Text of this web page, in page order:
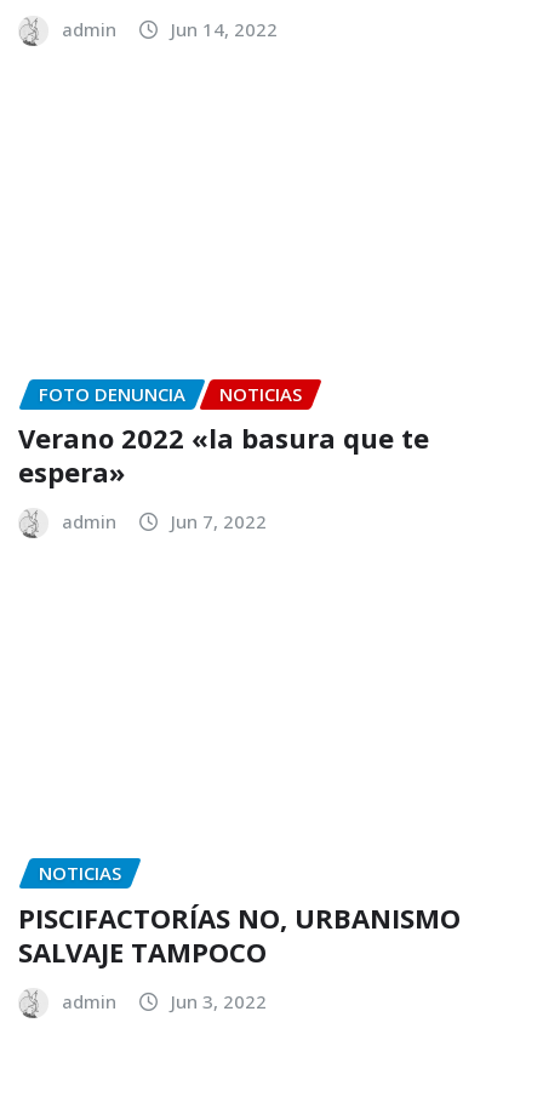
admin Jun 14, 2022
FOTO DENUNCIA NOTICIAS
Verano 2022 «la basura que te
espera»
admin Jun 7, 2022
NOTICIAS
PISCIFACTORÍAS NO, URBANISMO
SALVAJE TAMPOCO
admin Jun 3, 2022